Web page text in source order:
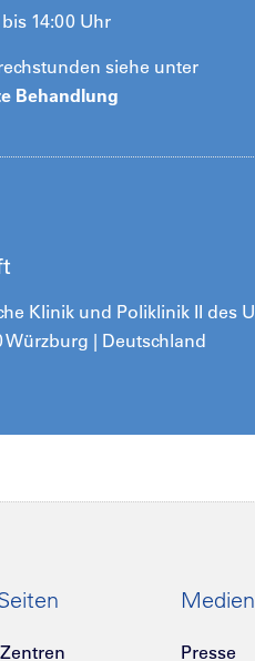
14:00 Uhr
siehe unter
Behandlung
Klinik und Poliklinik II des
Würzburg | Deutschland
Presse